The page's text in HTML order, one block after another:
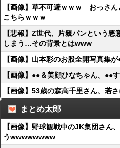
【画像】草不可避ｗｗｗ おっさ
こちらｗｗｗ
【悲報】Z世代、片親パンという
しまう…その背景とはwww
【画像】山本彩のお股全開写真集
【画像】●●＆美顔ひなちゃん、
【画像】53歳の森高千里さん、若
まとめ太郎
【画像】野球観戦中のJK集団さん
うwwwwwwww